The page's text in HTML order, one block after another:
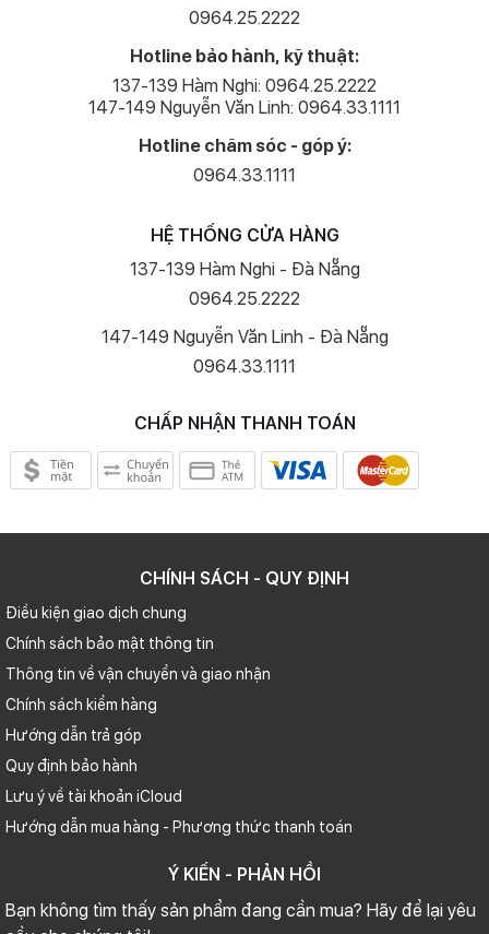
0964.25.2222
Hotline bảo hành, kỹ thuật:
137-139 Hàm Nghi: 0964.25.2222
147-149 Nguyễn Văn Linh: 0964.33.1111
Hotline chăm sóc - góp ý:
0964.33.1111
HỆ THỐNG CỬA HÀNG
137-139 Hàm Nghi - Đà Nẵng
0964.25.2222
147-149 Nguyễn Văn Linh - Đà Nẵng
0964.33.1111
CHẤP NHẬN THANH TOÁN
CHÍNH SÁCH - QUY ĐỊNH
Điều kiện giao dịch chung
Chính sách bảo mật thông tin
Thông tin về vận chuyển và giao nhận
Chính sách kiểm hàng
Hướng dẫn trả góp
Quy định bảo hành
Lưu ý về tài khoản iCloud
Hướng dẫn mua hàng - Phương thức thanh toán
Ý KIẾN - PHẢN HỒI
Bạn không tìm thấy sản phẩm đang cần mua? Hãy để lại yêu